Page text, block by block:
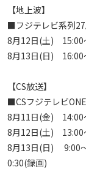
【地上波】
■フジテレビ系列
8月12日(土)　15:00
8月13日(日)　
【CS放送】
■CSフジテレビONE
8月11日(金)　14:00
8月12日(土)　
8月13日(日)　 9:00
0:30(録画)